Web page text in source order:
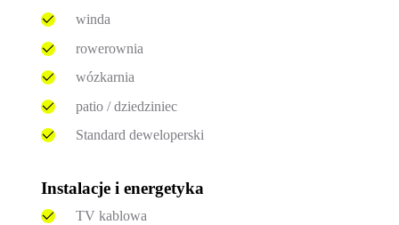
winda
rowerownia
wózkarnia
patio / dziedziniec
Standard deweloperski
Instalacje i energetyka
TV kablowa